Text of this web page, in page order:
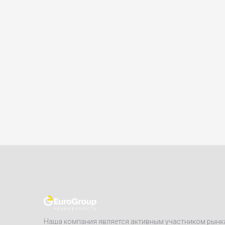
Наша компания является активным участником